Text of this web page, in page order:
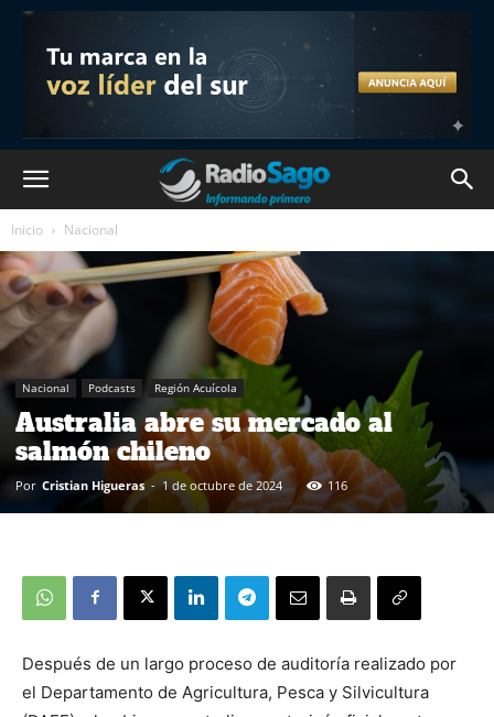
Inicio Nacional
Nacional Podcasts Región Acuícola
Australia abre su mercado al
salmón chileno
Por Cristian Higueras - 1 de octubre de 2024 116
Después de un largo proceso de auditoría realizado por
el Departamento de Agricultura, Pesca y Silvicultura